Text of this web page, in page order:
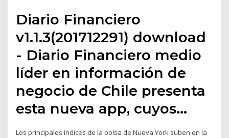
Diario Financiero
v1.1.3(201712291) download
- Diario Financiero medio
líder en información de
negocio de Chile presenta
esta nueva app, cuyos…
Los principales índices de la bolsa de Nueva York suben en la